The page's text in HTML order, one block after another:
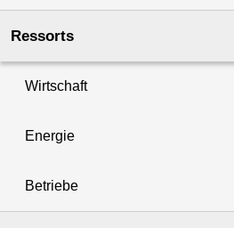
Ressorts
Wirtschaft
Energie
Betriebe